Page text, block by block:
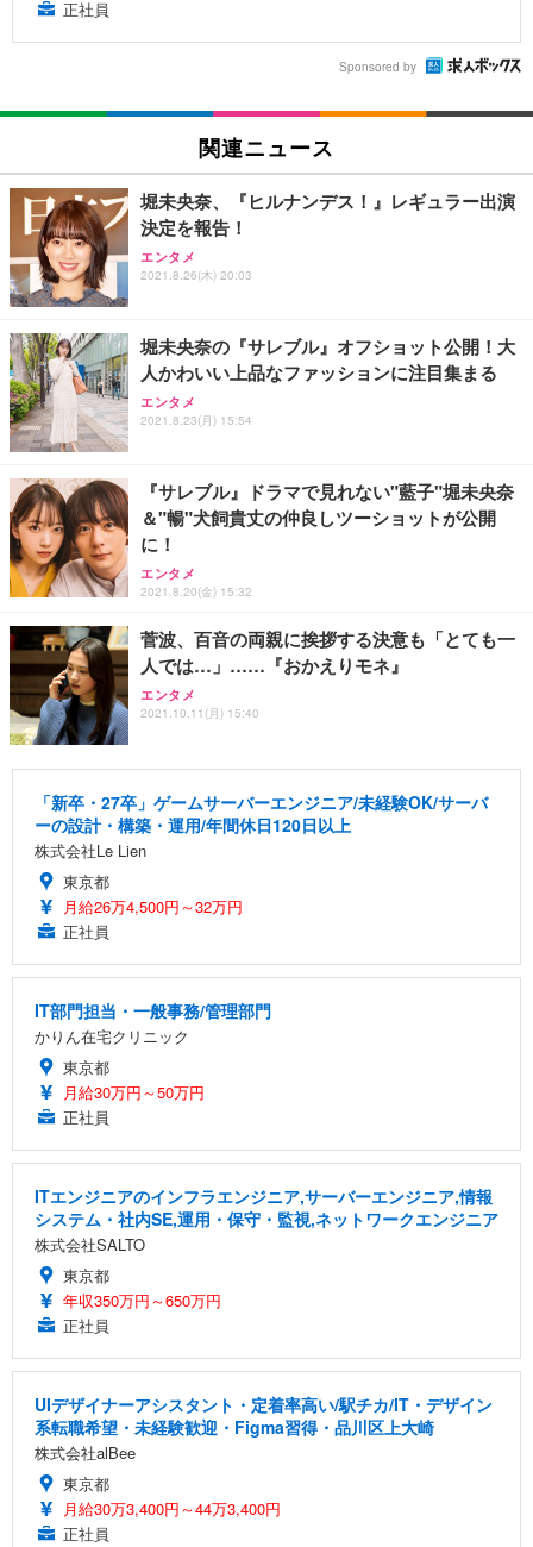
正社員
Sponsored by
関連ニュース
堀未央奈、『ヒルナンデス！』レギュラー出演
決定を報告！
エンタメ
2021.8.26(木) 20:03
堀未央奈の『サレブル』オフショット公開！大
人かわいい上品なファッションに注目集まる
エンタメ
2021.8.23(月) 15:54
『サレブル』ドラマで見れない"藍子"堀未央奈
＆"暢"犬飼貴丈の仲良しツーショットが公開
に！
エンタメ
2021.8.20(金) 15:32
菅波、百音の両親に挨拶する決意も「とても一
人では…」……『おかえりモネ』
エンタメ
2021.10.11(月) 15:40
「新卒・27卒」ゲームサーバーエンジニア/未経験OK/サーバ
ーの設計・構築・運用/年間休日120日以上
株式会社Le Lien
東京都
月給26万4,500円～32万円
正社員
IT部門担当・一般事務/管理部門
かりん在宅クリニック
東京都
月給30万円～50万円
正社員
ITエンジニアのインフラエンジニア,サーバーエンジニア,情報
システム・社内SE,運用・保守・監視,ネットワークエンジニア
株式会社SALTO
東京都
年収350万円～650万円
正社員
UIデザイナーアシスタント・定着率高い/駅チカ/IT・デザイン
系転職希望・未経験歓迎・Figma習得・品川区上大崎
株式会社alBee
東京都
月給30万3,400円～44万3,400円
正社員